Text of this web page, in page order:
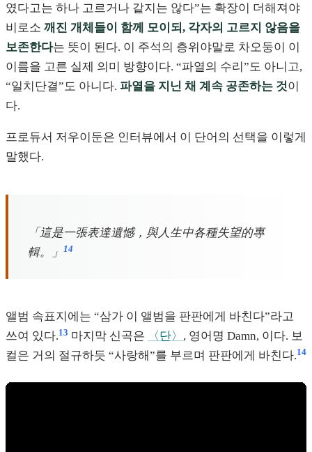
였다고는 하나 고르거나 같지는 않다”는 확장이 더해져야
비로소 깨진 개체들이 함께 모이되, 각자의 고르지 않음을
보존한다는 뜻이 된다. 이 주석의 층위야말로 차오둥이 이
이름을 고른 실제 의미 방향이다. “파열의 수리”도 아니고,
“일치단결”도 아니다. 파열을 지닌 채 계속 공존하는 것이
다.
프로듀서 저우이둔은 인터뷰에서 이 단어의 선택을 이렇게
말했다.
「這是一張表達遺憾，與人生中各種失望的專
輯。」
14
앨범 속표지에는 “삼가 이 앨범을 판판에게 바친다”라고
쓰여 있다.13 마지막 신곡은 〈단〉 , 영어명 Damn, 이다. 보
컬은 거의 절규하듯 “사랑해”를 부르며 판판에게 바친다.14